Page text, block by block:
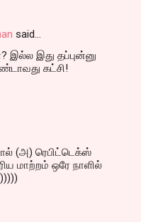
said…
இல்ல இது தப்புன்னு
கட்சி!
(அ) ரெபிட்டெக்ஸ்
மாற்றம் ஒரே நாளில்